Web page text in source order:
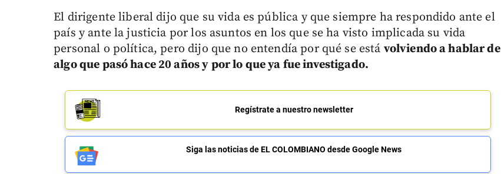
El dirigente liberal dijo que su vida es pública y que siempre ha respondido ante el
país y ante la justicia por los asuntos en los que se ha visto implicada su vida
personal o política, pero dijo que no entendía por qué se está volviendo a hablar de
algo que pasó hace 20 años y por lo que ya fue investigado.
Regístrate a nuestro newsletter
Siga las noticias de EL COLOMBIANO desde Google News